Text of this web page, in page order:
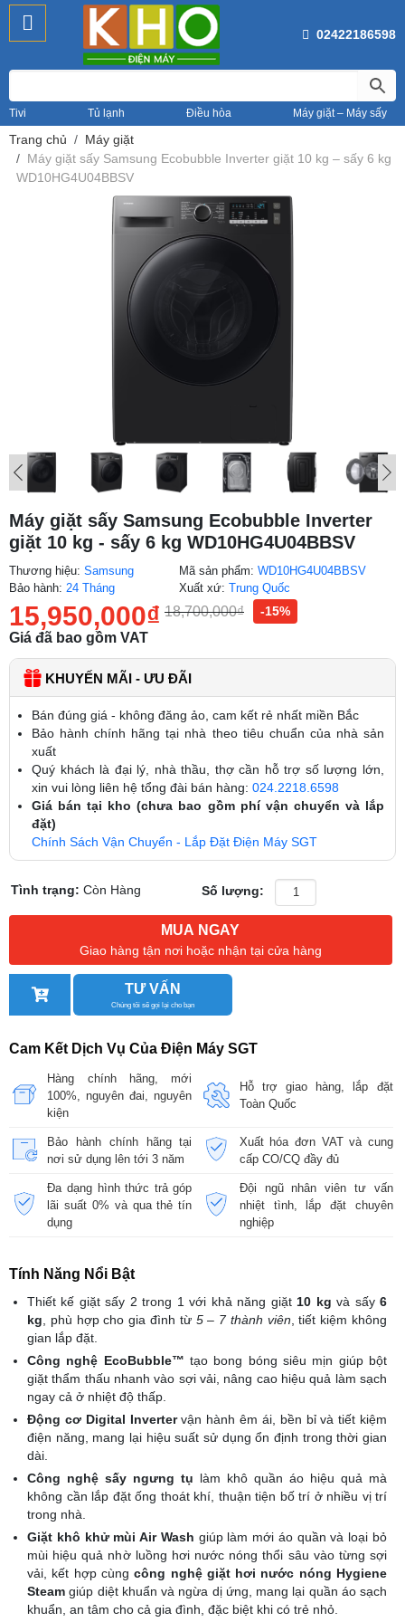
02422186598
Tivi Tủ lạnh Điều hòa Máy giặt – Máy sấy
Trang chủ
Máy giặt
Máy giặt sấy Samsung Ecobubble Inverter giặt 10 kg – sấy 6 kg
WD10HG4U04BBSV
Máy giặt sấy Samsung Ecobubble Inverter
giặt 10 kg - sấy 6 kg WD10HG4U04BBSV
Thương hiệu: Samsung
Bảo hành: 24 Tháng
Mã sản phẩm:WD10HG4U04BBSV
Xuất xứ:Trung Quốc
15,950,000₫ 18,700,000₫ -15%
Giá đã bao gồm VAT
KHUYẾN MÃI - ƯU ĐÃI
Bán đúng giá - không đăng ảo, cam kết rẻ nhất miền Bắc
Bảo hành chính hãng tại nhà theo tiêu chuẩn của nhà sản
xuất
Quý khách là đại lý, nhà thầu, thợ cần hỗ trợ số lượng lớn,
xin vui lòng liên hệ tổng đài bán hàng: 024.2218.6598
Giá bán tại kho (chưa bao gồm phí vận chuyển và lắp
đặt)
Chính Sách Vận Chuyển - Lắp Đặt Điện Máy SGT
Tình trạng:Còn Hàng Số lượng:
MUA NGAY
Giao hàng tận nơi hoặc nhận tại cửa hàng
TƯ VẤN
Chúng tôi sẽ gọi lại cho bạn
Cam Kết Dịch Vụ Của Điện Máy SGT
Hàng chính hãng, mới
100%, nguyên đai, nguyên
kiện
Hỗ trợ giao hàng, lắp đặt
Toàn Quốc
Bảo hành chính hãng tại
nơi sử dụng lên tới 3 năm
Xuất hóa đơn VAT và cung
cấp CO/CQ đầy đủ
Đa dạng hình thức trả góp
lãi suất 0% và qua thẻ tín
dụng
Đội ngũ nhân viên tư vấn
nhiệt tình, lắp đặt chuyên
nghiệp
Tính Năng Nổi Bật
Thiết kế giặt sấy 2 trong 1 với khả năng giặt 10 kg và sấy6
kg , phù hợp cho gia đình từ 5 – 7 thành viên , tiết kiệm không
gian lắp đặt.
Công nghệ EcoBubble™ tạo bong bóng siêu mịn giúp bột
giặt thẩm thấu nhanh vào sợi vải, nâng cao hiệu quả làm sạch
ngay cả ở nhiệt độ thấp.
Động cơ Digital Invertervận hành êm ái, bền bỉ và tiết kiệm
điện năng, mang lại hiệu suất sử dụng ổn định trong thời gian
dài.
Công nghệ sấy ngưng tụ làm khô quần áo hiệu quả mà
không cần lắp đặt ống thoát khí, thuận tiện bố trí ở nhiều vị trí
trong nhà.
Giặt khô khử mùi Air Wash giúp làm mới áo quần và loại bỏ
mùi hiệu quả nhờ luồng hơi nước nóng thổi sâu vào từng sợi
vải, kết hợp cùngcông nghệ giặt hơi nước nóng Hygiene
Steam giúp diệt khuẩn và ngừa dị ứng, mang lại quần áo sạch
khuẩn, an tâm cho cả gia đình, đặc biệt khi có trẻ nhỏ.